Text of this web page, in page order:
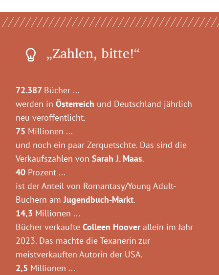
„Zahlen, bitte!“
72.387 Bücher ...
werden in Österreich und Deutschland jährlich
neu veröffentlicht.
75 Millionen ...
und noch ein paar Zerquetschte. Das sind die
Verkaufszahlen von Sarah J. Maas.
40 Prozent ...
ist der Anteil von Romantasy/Young Adult-
Büchern am Jugendbuch-Markt.
14,3 Millionen ...
Bücher verkaufte Colleen Hooverallein im Jahr
2023. Das machte die Texanerin zur
meistverkauften Autorin der USA.
2,5 Millionen ...